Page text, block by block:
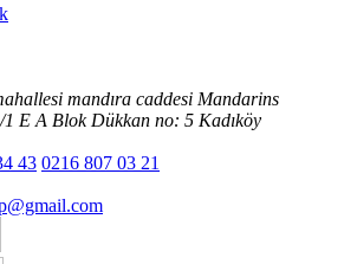
mandıra caddesi Mandarins
1 E A Blok Dükkan no: 5 Kadıköy
43 0216 807 03 21